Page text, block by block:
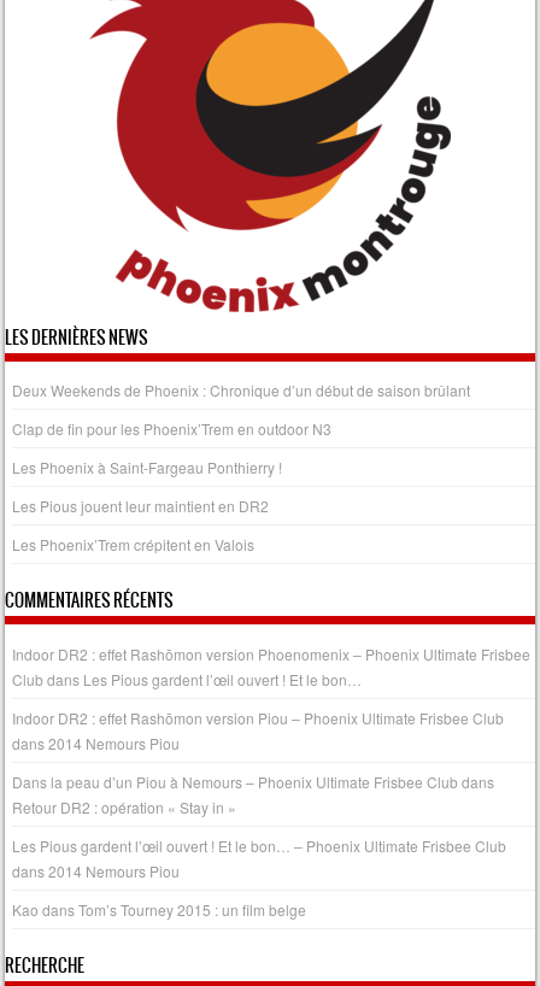
LES DERNIÈRES NEWS
Deux Weekends de Phoenix : Chronique d’un début de saison brûlant
Clap de fin pour les Phoenix’Trem en outdoor N3
Les Phoenix à Saint-Fargeau Ponthierry !
Les Pious jouent leur maintient en DR2
Les Phoenix’Trem crépitent en Valois
COMMENTAIRES RÉCENTS
Indoor DR2 : effet Rashōmon version Phoenomenix – Phoenix Ultimate Frisbee
Clubdans Les Pious gardent l’œil ouvert ! Et le bon…
Indoor DR2 : effet Rashōmon version Piou – Phoenix Ultimate Frisbee Club
dans2014 Nemours Piou
Dans la peau d’un Piou à Nemours – Phoenix Ultimate Frisbee Clubdans
Retour DR2 : opération « Stay in »
Les Pious gardent l’œil ouvert ! Et le bon… – Phoenix Ultimate Frisbee Club
dans2014 Nemours Piou
Kao dansTom’s Tourney 2015 : un film belge
RECHERCHE